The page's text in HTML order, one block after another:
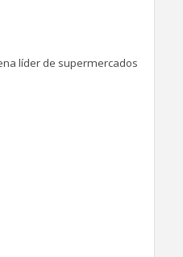
líder de supermercados